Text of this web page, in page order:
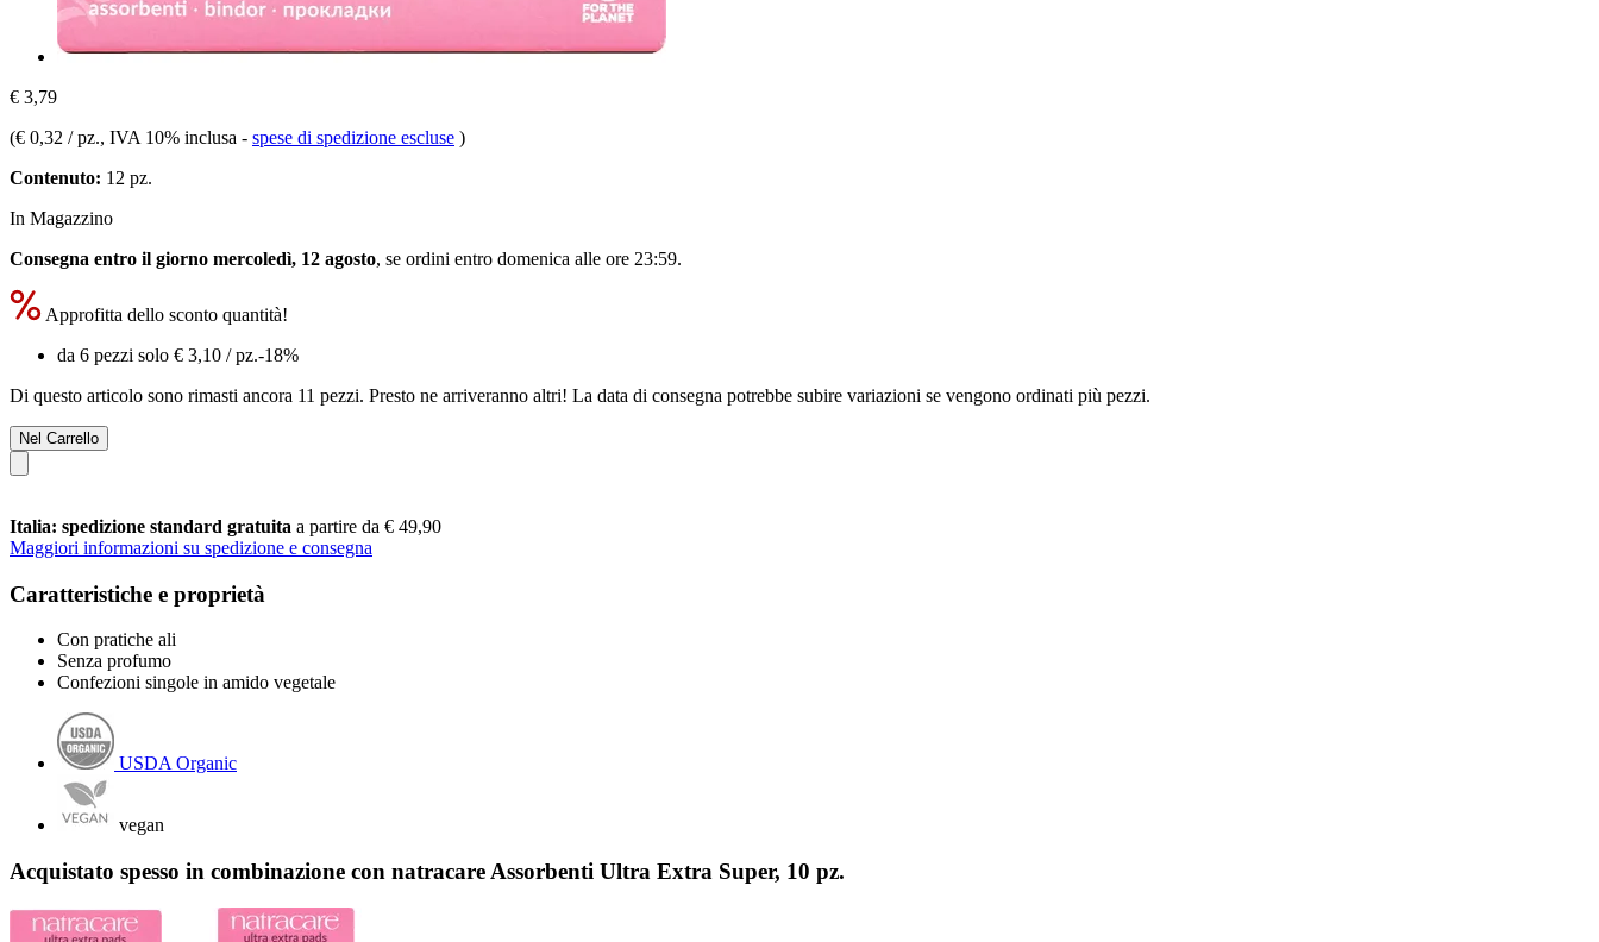
€ 3,79
(€ 0,32 / pz., IVA 10% inclusa - spese di spedizione escluse )
Contenuto: 12 pz.
In Magazzino
Consegna entro il giorno mercoledì, 12 agosto, se ordini entro domenica alle ore 23:59.
Approfitta dello sconto quantità!
da 6 pezzi solo € 3,10 / pz.-18%
Di questo articolo sono rimasti ancora 11 pezzi. Presto ne arriveranno altri! La data di consegna potrebbe subire variazioni se vengono ordinati più pezzi.
Nel Carrello
Italia: spedizione standard gratuita a partire da € 49,90
Maggiori informazioni su spedizione e consegna
Caratteristiche e proprietà
Con pratiche ali
Senza profumo
Confezioni singole in amido vegetale
USDA Organic
vegan
Acquistato spesso in combinazione con natracare Assorbenti Ultra Extra Super, 10 pz.